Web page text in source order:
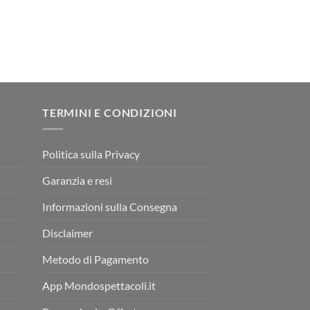
TERMINI E CONDIZIONI
Politica sulla Privacy
Garanzia e resi
Informazioni sulla Consegna
Disclaimer
Metodo di Pagamento
App Mondospettacoli.it